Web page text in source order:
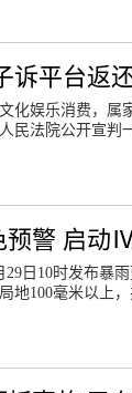
诉平台返
化娱乐消费，
法院公开宣判一
预警 启动
日10时发布暴
地100毫米以上